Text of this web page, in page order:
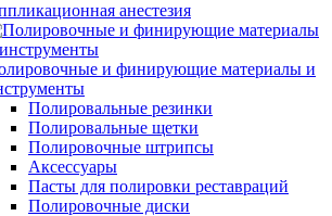
анестезия
и финирующие материалы и
Полировальные резинки
Полировальные щетки
Полировочные штрипсы
Аксессуары
Пасты для полировки реставраций
Полировочные диски